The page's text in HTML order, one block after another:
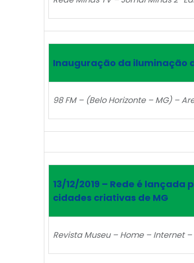
Inauguração da iluminação
98 FM – (Belo Horizonte – MG) –
13/12/2019 – Rede é
cidades criativas de MG
Revista Museu – Home – Internet –